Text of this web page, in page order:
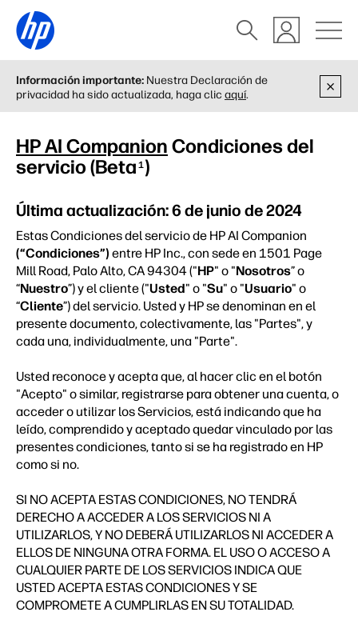
Información importante: Nuestra Declaración de
privacidad ha sido actualizada, haga clic aquí.
HP AI Companion Condiciones del
servicio (Beta 1)
Última actualización: 6 de junio de 2024
Estas Condiciones del servicio de HP AI Companion
(“Condiciones”) entre HP Inc., con sede en 1501 Page
Mill Road, Palo Alto, CA 94304 ("HP" o "Nosotros” o
“Nuestro”) y el cliente ("Usted" o "Su" o "Usuario" o
“Cliente”) del servicio. Usted y HP se denominan en el
presente documento, colectivamente, las "Partes", y
cada una, individualmente, una "Parte".
Usted reconoce y acepta que, al hacer clic en el botón
"Acepto" o similar, registrarse para obtener una cuenta, o
acceder o utilizar los Servicios, está indicando que ha
leído, comprendido y aceptado quedar vinculado por las
presentes condiciones, tanto si se ha registrado en HP
como si no.
SI NO ACEPTA ESTAS CONDICIONES, NO TENDRÁ
DERECHO A ACCEDER A LOS SERVICIOS NI A
UTILIZARLOS, Y NO DEBERÁ UTILIZARLOS NI ACCEDER A
ELLOS DE NINGUNA OTRA FORMA. EL USO O ACCESO A
CUALQUIER PARTE DE LOS SERVICIOS INDICA QUE
USTED ACEPTA ESTAS CONDICIONES Y SE
COMPROMETE A CUMPLIRLAS EN SU TOTALIDAD.